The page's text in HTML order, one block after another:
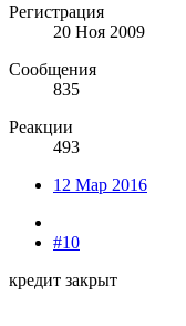
Регистрация
20 Ноя 2009
Сообщения
835
Реакции
493
12 Мар 2016
#10
кредит закрыт